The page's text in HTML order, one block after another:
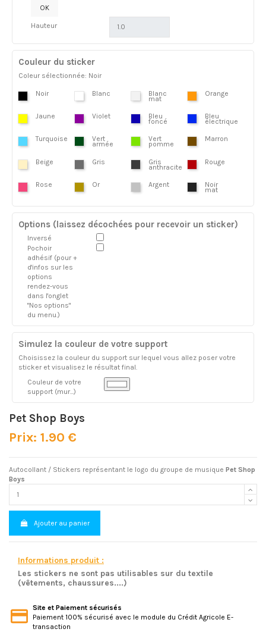
OK
Hauteur
Couleur du sticker
Coleur sélectionnée: Noir
Noir Blanc Blanc
mat
Orange
Jaune Violet Bleu
foncé
Bleu
électrique
Turquoise Vert
armée
Vert
pomme
Marron
Beige Gris Gris
anthracite
Rouge
Rose Or Argent Noir
mat
Options (laissez décochées pour recevoir un sticker)
Inversé
Pochoir
adhésif (pour +
d'infos sur les
options
rendez-vous
dans l'onglet
"Nos options"
du menu.)
Simulez la couleur de votre support
Choisissez la couleur du support sur lequel vous allez poser votre
sticker et visualisez le résultat final.
Couleur de votre
support (mur...)
Pet Shop Boys
Prix: 1.90 €
Autocollant / Stickers représentant le logo du groupe de musique Pet Shop
Boys
Ajouter au panier
Informations produit :
Les stickers ne sont pas utilisables sur du textile
(vêtements, chaussures....)
Site et Paiement sécurisés
Paiement 100% sécurisé avec le module du Crédit Agricole E-
transaction